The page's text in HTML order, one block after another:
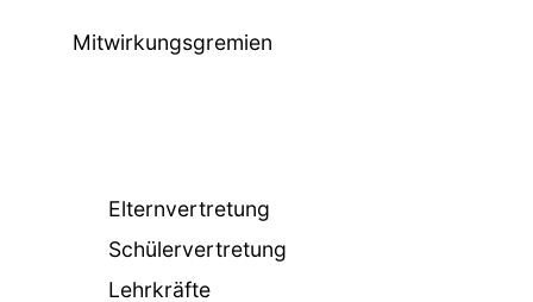
Mitwirkungsgremien
Elternvertretung
Schülervertretung
Lehrkräfte